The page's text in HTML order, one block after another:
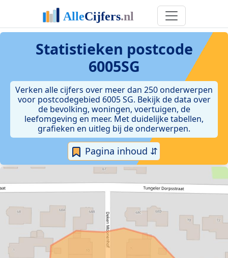
Statistieken postcode
6005SG
Verken alle cijfers over meer dan 250 onderwerpen
voor postcodegebied 6005 SG. Bekijk de data over
de bevolking, woningen, voertuigen, de
leefomgeving en meer. Met duidelijke tabellen,
grafieken en uitleg bij de onderwerpen.
Pagina inhoud ⇵